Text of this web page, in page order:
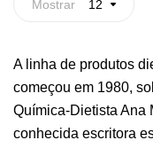
Mostrar 12
A linha de produtos
começou em 1980,
Química-Dietista Ana
conhecida escritora